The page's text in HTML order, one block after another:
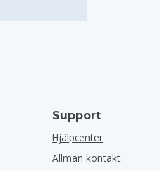
Support
Hjälpcenter
Allmän kontakt